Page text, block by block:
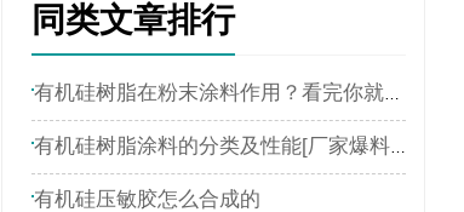
同类文章排行
有机硅树脂在粉末涂料作用？看完你就明白了
有机硅树脂涂料的分类及性能[厂家爆料]4
有机硅压敏胶怎么合成的